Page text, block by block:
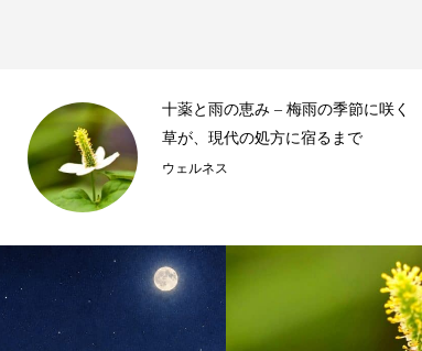
十薬と雨の恵み – 梅雨の季節に咲く
草が、現代の処方に宿るまで
ウェルネス